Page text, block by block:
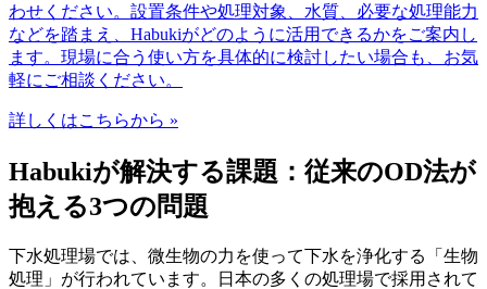
わせください。設置条件や処理対象、水質、必要な処理能力
などを踏まえ、Habukiがどのように活用できるかをご案内し
ます。現場に合う使い方を具体的に検討したい場合も、お気
軽にご相談ください。
詳しくはこちらから »
Habukiが解決する課題：従来のOD法が
抱える3つの問題
下水処理場では、微生物の力を使って下水を浄化する「生物
処理」が行われています。日本の多くの処理場で採用されて